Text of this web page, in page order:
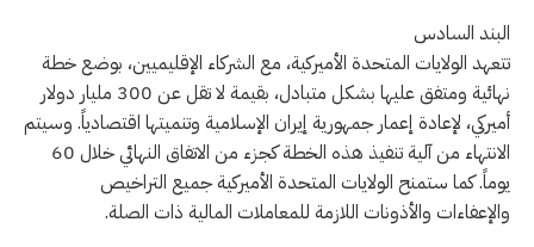
البند السادس
تتعهد الولايات المتحدة الأميركية، مع الشركاء الإقليميين، بوضع خطة
نهائية ومتفق عليها بشكل متبادل، بقيمة لا تقل عن 300 مليار دولار
أميركي، لإعادة إعمار جمهورية إيران الإسلامية وتنميتها اقتصادياً. وسيتم
الانتهاء من آلية تنفيذ هذه الخطة كجزء من الاتفاق النهائي خلال 60
يوماً. كما ستمنح الولايات المتحدة الأميركية جميع التراخيص
والإعفاءات والأذونات اللازمة للمعاملات المالية ذات الصلة.